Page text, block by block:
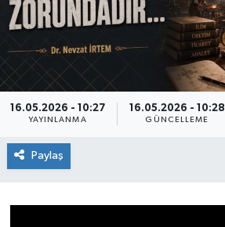
16.05.2026 - 10:27
YAYINLANMA
16.05.2026 - 10:28
GÜNCELLEME
Paylaş
Genel
Güncel
Gündem
İlim & İrfan